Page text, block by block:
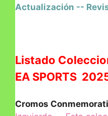
Actualización --
Listado
EA SPORTS
Cromos